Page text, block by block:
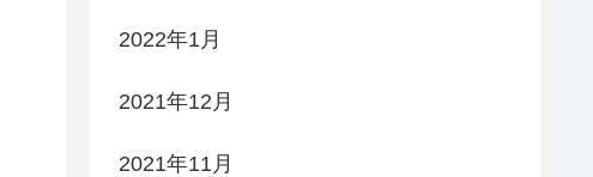
2022年1月
2021年12月
2021年11月